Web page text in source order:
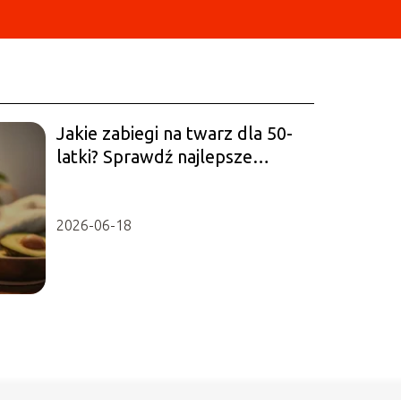
Jakie zabiegi na twarz dla 50-
latki? Sprawdź najlepsze
2026-06-18